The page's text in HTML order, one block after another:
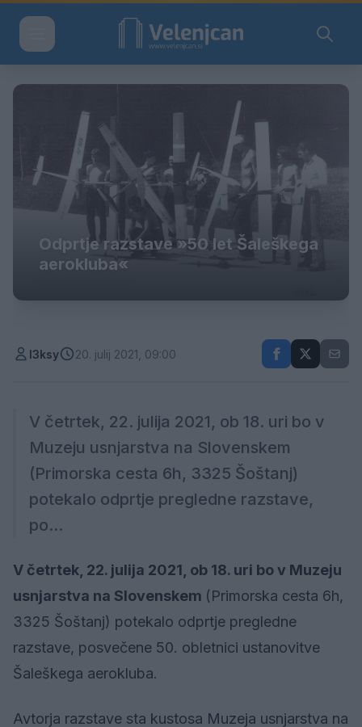
Odprtje razstave »50 let Šaleškega
aerokluba«
l3ksy 20. julij 2021, 09:00
V četrtek, 22. julija 2021, ob 18. uri bo v
Muzeju usnjarstva na Slovenskem
(Primorska cesta 6h, 3325 Šoštanj)
potekalo odprtje pregledne razstave,
po...
V četrtek, 22. julija 2021, ob 18. uri bo v Muzeju
usnjarstva na Slovenskem (Primorska cesta 6h,
3325 Šoštanj) potekalo odprtje pregledne
razstave, posvečene 50. obletnici ustanovitve
Šaleškega aerokluba.
Avtorja razstave sta kustosa Muzeja usnjarstva na